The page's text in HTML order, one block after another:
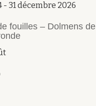
- 31 décembre 2026
fouilles – Dolmens de